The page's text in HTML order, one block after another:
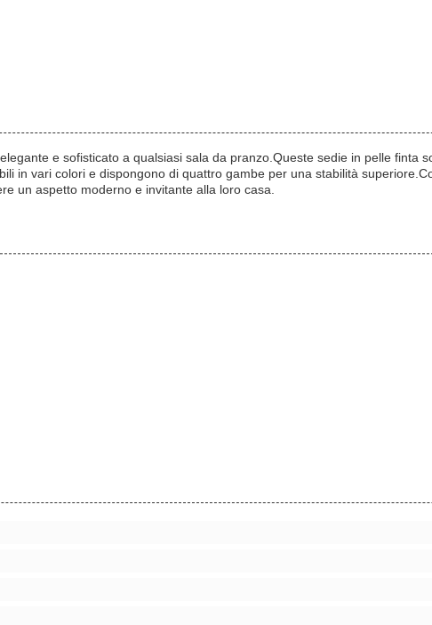
e sofisticato a qualsiasi sala da pranzo.Queste sedie in pelle finta
in vari colori e dispongono di quattro gambe per una stabilità
un aspetto moderno e invitante alla loro casa.